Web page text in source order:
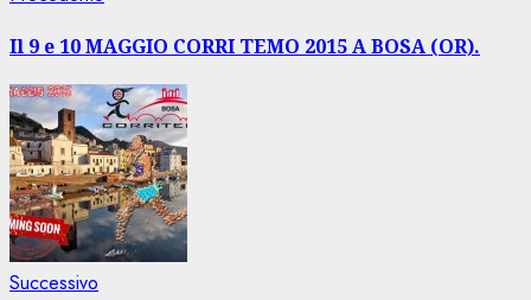
articolo
Il 9 e 10 MAGGIO CORRI TEMO 2015 A BOSA (OR).
Successivo